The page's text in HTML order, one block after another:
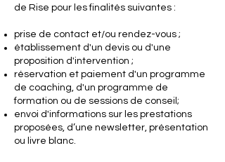
de Rise pour les finalités suivantes :
prise de contact et/ou rendez-vous ;
établissement d'un devis ou d'une
proposition d'intervention ;
réservation et paiement d'un programme
de coaching, d'un programme de
formation ou de sessions de conseil;
envoi d'informations sur les prestations
proposées, d’une newsletter, présentation
ou livre blanc.